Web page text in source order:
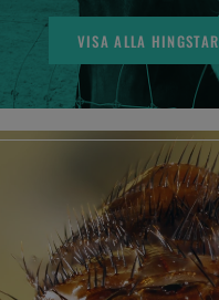
VISA ALLA HINGSTAR